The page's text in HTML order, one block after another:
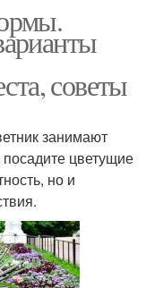
советы
занимают
цветущие
но и